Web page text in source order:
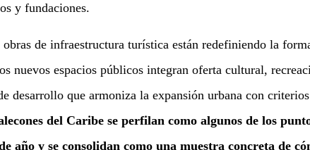
y fundaciones.
de infraestructura turística están redefiniendo la
nuevos espacios públicos integran oferta cultural,
desarrollo que armoniza la expansión urbana con
del Caribe se perfilan como algunos de los
año y se consolidan como una muestra concreta de